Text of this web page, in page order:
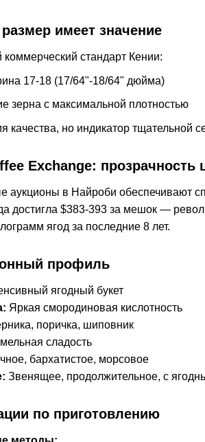
имеет значение
стандарт Кении:
17-18 (17/64"-18/64" дюйма)
зерна с максимальной плотностью
качества, но индикатор тщательной
Exchange: прозрачность
аукционы в Найроби обеспечивают
достигла $383-393 за мешок —
ягод за последние 8 лет.
профиль
ягодный букет
Яркая смородиновая кислотность
поричка, шиповник
сладость
бархатистое, морсовое
Звенящее, продолжительное, с
по приготовлению